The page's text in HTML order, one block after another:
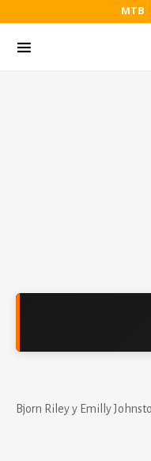
MTB
Bjorn Riley y Emilly